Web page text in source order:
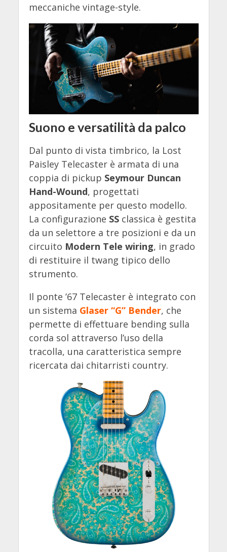
meccaniche vintage-style.
Suono e versatilità da palco
Dal punto di vista timbrico, la Lost
Paisley Telecaster è armata di una
coppia di pickup Seymour Duncan
Hand-Wound, progettati
appositamente per questo modello.
La configurazione SSclassica è gestita
da un selettore a tre posizioni e da un
circuito Modern Tele wiring, in grado
di restituire il twang tipico dello
strumento.
Il ponte ’67 Telecaster è integrato con
un sistema Glaser “G” Bender, che
permette di effettuare bending sulla
corda sol attraverso l’uso della
tracolla, una caratteristica sempre
ricercata dai chitarristi country.